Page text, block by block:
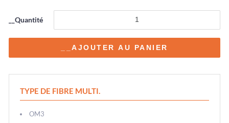
__Quantité
TYPE DE FIBRE MULTI.
OM3